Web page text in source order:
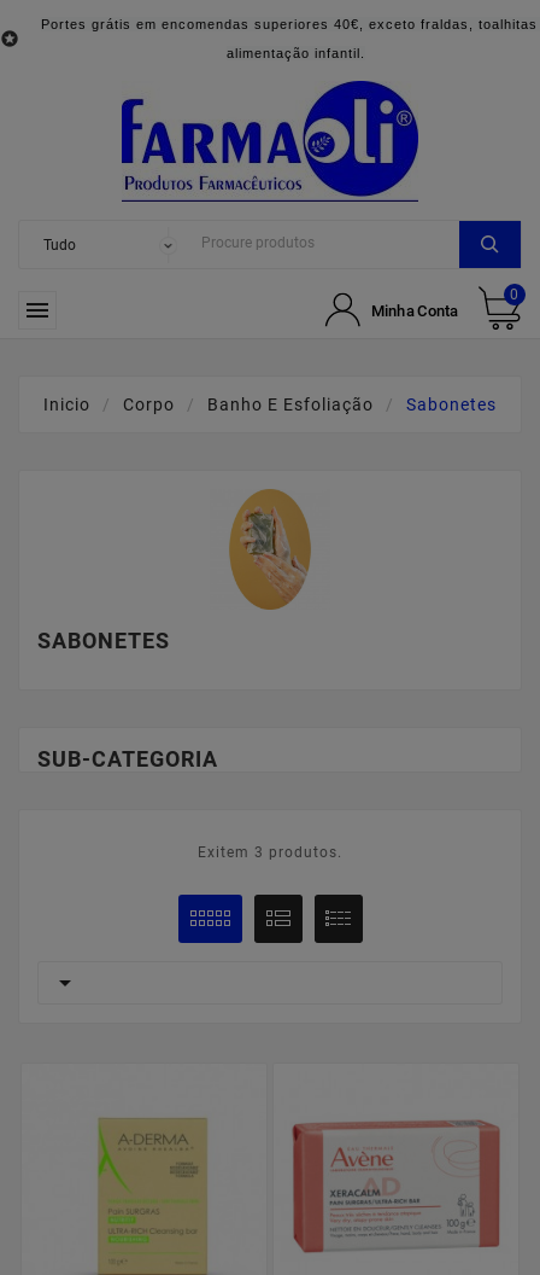

Portes grátis em encomendas superiores 40€, exceto fraldas, toalhitas
alimentação infantil.
 Minha Conta
0
Inicio Corpo Banho E Esfoliação Sabonetes
SABONETES
SUB-CATEGORIA
Exitem 3 produtos.
